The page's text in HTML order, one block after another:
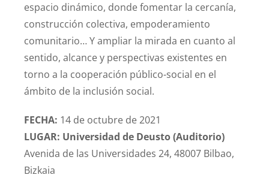
espacio dinámico, donde fomentar la cercanía,
construcción colectiva, empoderamiento
comunitario… Y ampliar la mirada en cuanto al
sentido, alcance y perspectivas existentes en
torno a la cooperación público-social en el
ámbito de la inclusión social.
FECHA: 14 de octubre de 2021
LUGAR: Universidad de Deusto (Auditorio)
Avenida de las Universidades 24, 48007 Bilbao,
Bizkaia